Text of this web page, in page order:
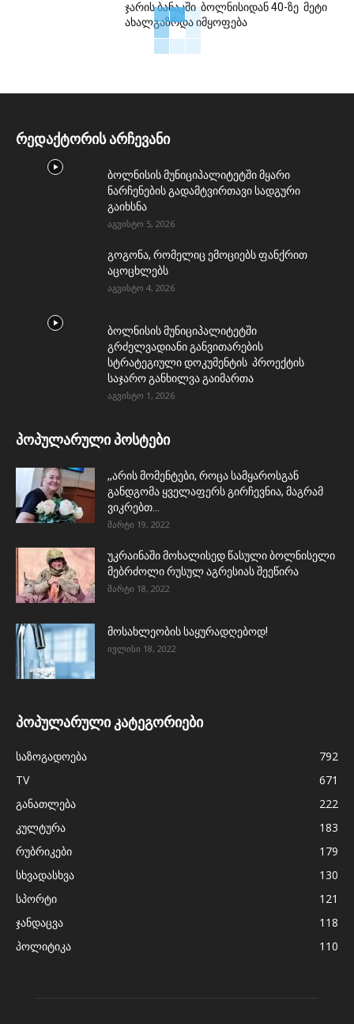
ჯარის ბანაკში ბოლნისიდან 40-ზე მეტი
ახალგაზრდა იმყოფება
რედაქტორის არჩევანი
ბოლნისის მუნიციპალიტეტში მყარი
ნარჩენების გადამტვირთავი სადგური
გაიხსნა
აგვისტო 5, 2026
გოგონა, რომელიც ემოციებს ფანქრით
აცოცხლებს
აგვისტო 4, 2026
ბოლნისის მუნიციპალიტეტში
გრძელვადიანი განვითარების
სტრატეგიული დოკუმენტის პროექტის
საჯარო განხილვა გაიმართა
აგვისტო 1, 2026
პოპულარული პოსტები
,,არის მომენტები, როცა სამყაროსგან
განდგომა ყველაფერს გირჩევნია, მაგრამ
ვიკრებთ...
მარტი 19, 2022
უკრაინაში მოხალისედ წასული ბოლნისელი
მებრძოლი რუსულ აგრესიას შეეწირა
მარტი 18, 2022
მოსახლეობის საყურადღებოდ!
ივლისი 18, 2022
პოპულარული კატეგორიები
საზოგადოება
792
TV
671
განათლება
222
კულტურა
183
რუბრიკები
179
სხვადასხვა
130
სპორტი
121
ჯანდაცვა
118
პოლიტიკა
110